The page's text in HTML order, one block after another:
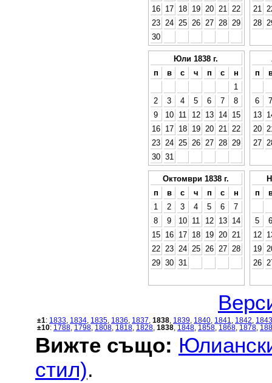
16
17 18 19 20 21
22
23
24 25 26 27 28
29
30
21
28
Юли 1838 г.
п
в с ч п с
н
1
2
3 4 5 6 7
8
9
10 11 12 13 14
15
16
17 18 19 20 21
22
23
24 25 26 27 28
29
30 31
п
6
7
13
20
27
Октомври 1838 г.
п
в с ч п с
н
1
2 3 4 5 6
7
8
9 10 11 12 13
14
15
16 17 18 19 20
21
22
23 24 25 26 27
28
29 30 31
п
5
6
12
19
26
±1: 1833 1834 1835 1836 1837 1838 1839 1840 1841 1842
1843
±10: 1788 1798 1808 1818 1828 1838 1848 1858 1868 1878
Вижте също:
стил).